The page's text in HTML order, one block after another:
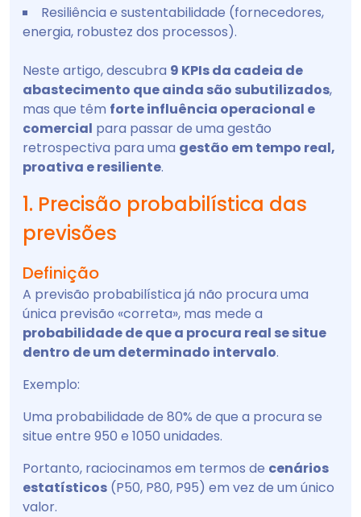
Resiliência e sustentabilidade (fornecedores,
energia, robustez dos processos).
Neste artigo, descubra 9 KPIs da cadeia de
abastecimento que ainda são subutilizados,
mas que têm forte influência operacional e
comercial para passar de uma gestão
retrospectiva para uma gestão em tempo real,
proativa e resiliente.
1. Precisão probabilística das
previsões
Definição
A previsão probabilística já não procura uma
única previsão «correta», mas mede a
probabilidade de que a procura real se situe
dentro de um determinado intervalo.
Exemplo:
Uma probabilidade de 80% de que a procura se
situe entre 950 e 1050 unidades.
Portanto, raciocinamos em termos de cenários
estatísticos (P50, P80, P95) em vez de um único
valor.